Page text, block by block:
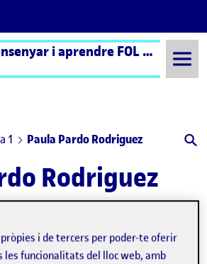
Projecte ensenyar i aprendre FOL – Aula 1
1 Paula Pardo Rodriguez
Rodriguez
publicació
20244 maig, 2024 10:42 am
-1 comentaria Fase final de publicació: Acabem!
pròpies i de tercers per poder-te oferir
funcionalitats del lloc web, amb